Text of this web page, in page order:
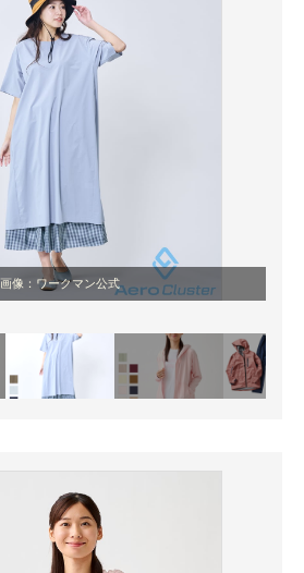
画像：ワークマン公式